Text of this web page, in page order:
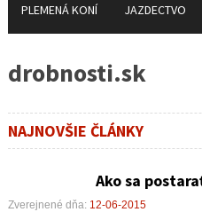
PLEMENÁ KONÍ JAZDECTVO
drobnosti.sk
NAJNOVŠIE ČLÁNKY
Ako sa
Zverejnené dňa: 12-06-2015